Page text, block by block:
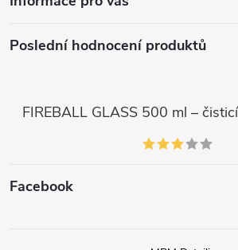
Poslední hodnocení produktů
Facebook